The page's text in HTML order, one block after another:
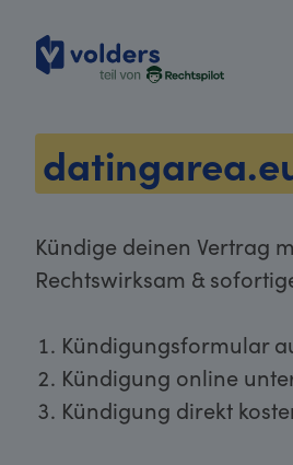
Kündige deinen Vertrag
Rechtswirksam &
Kündigungsformular
Kündigung online
Kündigung direkt